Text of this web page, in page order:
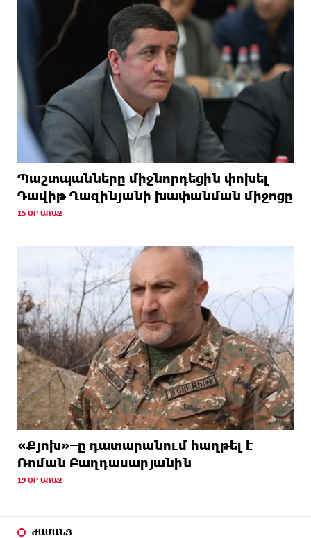
Պաշտպանները միջնորդեցին փոխել
Դավիթ Ղազինյանի խափանման միջոցը
15 ՕՐ ԱՌԱՋ
«Քյոխ»–ը դատարանում հաղթել է
Ռոման Բաղդասարյանին
19 ՕՐ ԱՌԱՋ
ԺԱՄԱՆՑ